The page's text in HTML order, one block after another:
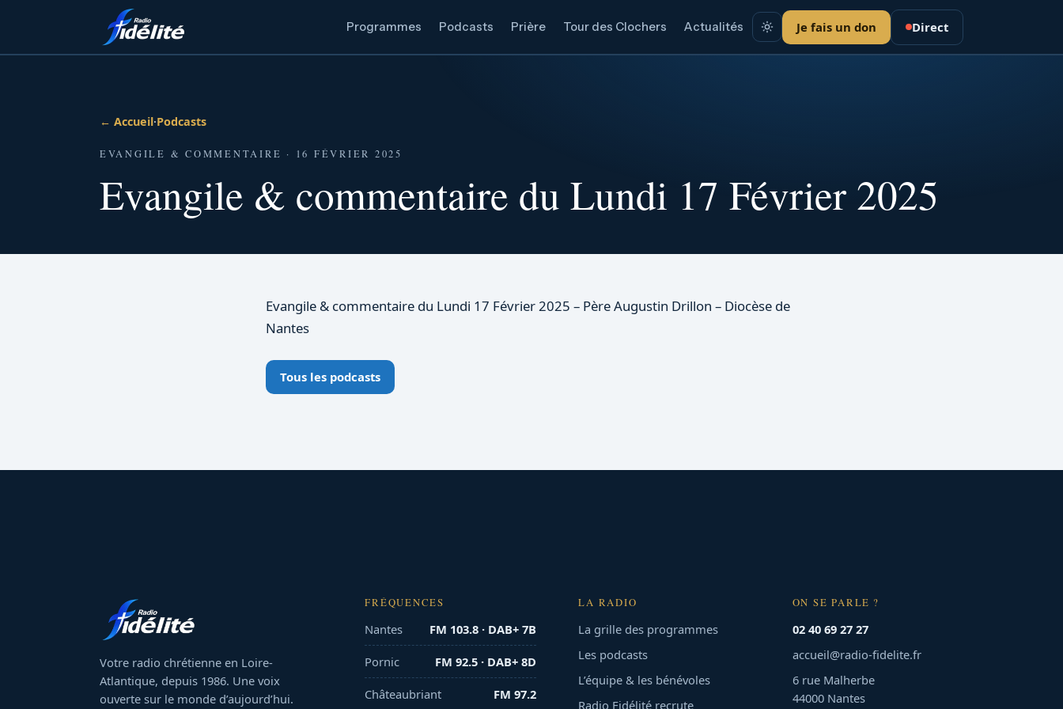
Programmes Podcasts Prière Tour des Clochers Actualités Je fais un don Direct
← Accueil·Podcasts
EVANGILE & COMMENTAIRE · 16 FÉVRIER 2025
Evangile & commentaire du Lundi 17 Février 2025
Evangile & commentaire du Lundi 17 Février 2025 – Père Augustin Drillon – Diocèse de
Nantes
Tous les podcasts
Votre radio chrétienne en Loire-
Atlantique, depuis 1986. Une voix
ouverte sur le monde d’aujourd’hui.
FRÉQUENCES
Nantes FM 103.8 · DAB+ 7B
Pornic FM 92.5 · DAB+ 8D
Châteaubriant FM 97.2
LA RADIO
La grille des programmes
Les podcasts
L’équipe & les bénévoles
Radio Fidélité recrute
ON SE PARLE ?
02 40 69 27 27
accueil@radio-fidelite.fr
6 rue Malherbe
44000 Nantes